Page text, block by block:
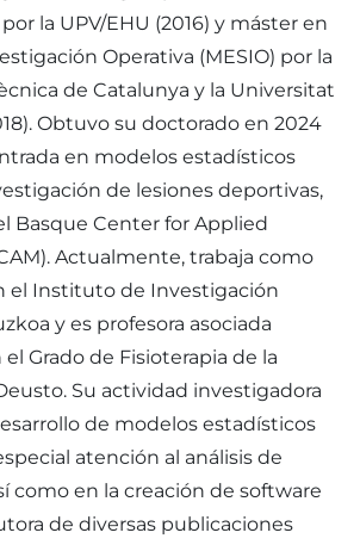
la UPV/EHU (2016) y máster en
Operativa (MESIO) por la
de Catalunya y la Universitat
Obtuvo su doctorado en 2024
en modelos estadísticos
de lesiones deportivas,
Basque Center for Applied
Actualmente, trabaja como
el Instituto de Investigación
y es profesora asociada
Grado de Fisioterapia de la
Su actividad investigadora
de modelos estadísticos
atención al análisis de
como en la creación de software
de diversas publicaciones